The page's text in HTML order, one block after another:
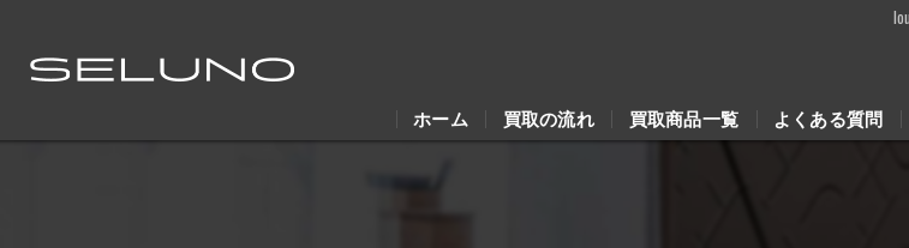
ホーム 買取の流れ 買取商品一覧 よくある質問